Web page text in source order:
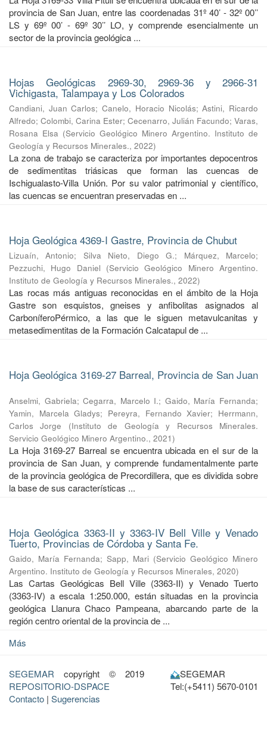
provincia de San Juan, entre las coordenadas 31º 40’ - 32º 00’’
LS y 69º 00’ - 69º 30’’ LO, y comprende esencialmente un
sector de la provincia geológica ...
Hojas Geológicas 2969-30, 2969-36 y 2966-31
Vichigasta, Talampaya y Los Colorados
Candiani, Juan Carlos;Canelo, Horacio Nicolás;Astini, Ricardo
Alfredo; Colombi, Carina Ester; Cecenarro, Julián Facundo; Varas,
Rosana Elsa (Servicio Geológico Minero Argentino. Instituto de
Geología y Recursos Minerales., 2022)
La zona de trabajo se caracteriza por importantes depocentros
de sedimentitas triásicas que forman las cuencas de
Ischigualasto-Villa Unión. Por su valor patrimonial y cientíﬁco,
las cuencas se encuentran preservadas en ...
Hoja Geológica 4369-I Gastre, Provincia de Chubut
Lizuaín, Antonio; Silva Nieto, Diego G.; Márquez, Marcelo;
Pezzuchi, Hugo Daniel (Servicio Geológico Minero Argentino.
Instituto de Geología y Recursos Minerales., 2022)
Las rocas más antiguas reconocidas en el ámbito de la Hoja
Gastre son esquistos, gneises y anfibolitas asignados al
CarboníferoPérmico, a las que le siguen metavulcanitas y
metasedimentitas de la Formación Calcatapul de ...
Hoja Geológica 3169-27 Barreal, Provincia de San Juan
Anselmi, Gabriela;Cegarra, Marcelo I.; Gaido, María Fernanda;
Yamin, Marcela Gladys; Pereyra, Fernando Xavier; Herrmann,
Carlos Jorge
(Instituto de Geología y Recursos Minerales.
Servicio Geológico Minero Argentino., 2021)
La Hoja 3169-27 Barreal se encuentra ubicada en el sur de la
provincia de San Juan, y comprende fundamentalmente parte
de la provincia geológica de Precordillera, que es dividida sobre
la base de sus características ...
Hoja Geológica 3363-II y 3363-IV Bell Ville y Venado
Tuerto, Provincias de Córdoba y Santa Fe.
Gaido, María Fernanda; Sapp, Mari (Servicio Geológico Minero
Argentino. Instituto de Geología y Recursos Minerales, 2020)
Las Cartas Geológicas Bell Ville (3363-II) y Venado Tuerto
(3363-IV) a escala 1:250.000, están situadas en la provincia
geológica Llanura Chaco Pampeana, abarcando parte de la
región centro oriental de la provincia de ...
Más
SEGEMAR copyright © 2019
REPOSITORIO-DSPACE
Contacto | Sugerencias
SEGEMAR
Tel:(+5411) 5670-0101